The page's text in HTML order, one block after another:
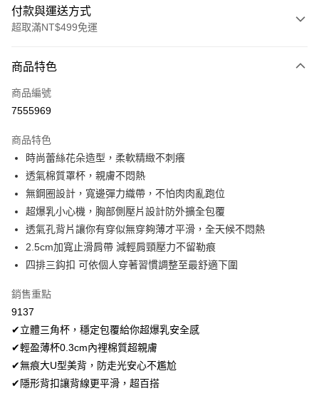
付款與運送方式
超取滿NT$499免運
信用卡一次付款
超商取貨付款
Apple Pay
街口支付
悠遊付
全盈+PAY
大哥付你分期
【大哥付你分期使用說明】
1.本服務由台灣大哥大提供，台灣大哥大用戶可立即使用無須另外申請。
流程，驗證手機門號後，選擇欲分期的期數、繳款截止日，確認付款後即完
成交易。
4.訂單成立30分鐘內，如未前往確認交易或遇審核未通過，訂單將自動取
消。如遇「轉專審核」未通過狀況，表示未達大哥付你分期系統評分，恕無
【關於「AFTEE先享後付」】
AFTEE先享後付是「在收到商品之後才付款」的支付方式。 讓您購物簡單
便利好安心！
１．簡單：不需註冊會員、不需綁卡、不需儲值。
２．便利：只要手機號碼，簡訊認證，即可結帳。
Hami Point
相關說明
「Hami Point」為中華電信所提供之點數服務，可於會員專區綁定中華電信
商品特色
商品編號
7555969
商品特色
時尚蕾絲花朵造型，柔軟精緻不刺癢
透氣棉質罩杯，親膚不悶熱
無鋼圈設計，寬邊彈力織帶，不怕肉肉亂跑位
超爆乳小心機，胸部側壓片設計防外擴全包覆
透氣孔背片讓你有穿似無穿夠薄才平滑，全天候不悶熱
2.5cm加寬止滑肩帶 減輕肩頸壓力不留勒痕
四排三鈎扣 可依個人穿著習慣調整至最舒適下圍
銷售重點
9137
✔立體三角杯，穩定包覆給你超爆乳安全感
✔輕盈薄杯0.3cm內裡棉質超親膚
✔無痕大U型美背，防走光安心不尷尬
✔隱形背扣讓背線更平滑，超百搭